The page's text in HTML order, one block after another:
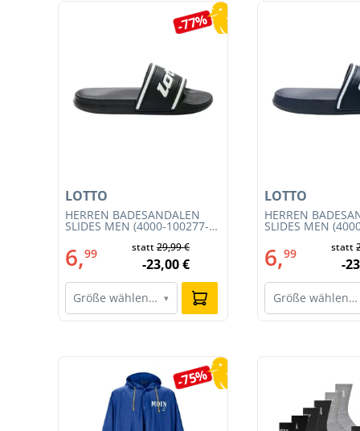
Produktgalerie überspringen
-77%
HERREN BADESANDALEN
SLIDES MEN (4000-100277-
LOTTO
6,99 statt29,99 €
-23,00 €
Größe wählen… ▾
HERREN
SLIDES MEN
LOTTO
6,99 statt
-
Größe wählen…
Produktgalerie überspringen
-75%